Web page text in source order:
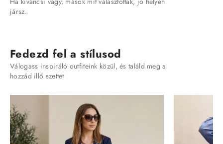
jársz.
Fedezd fel a stílusod
Válogass inspiráló outfiteink közül, és találd meg a
hozzád illő szettet